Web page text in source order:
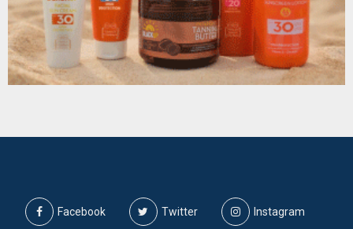
Facebook Twitter Instagram